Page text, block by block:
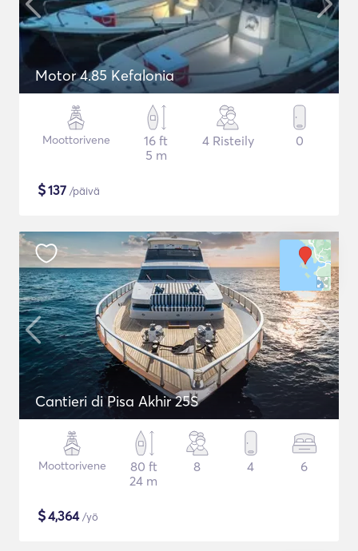
Motor 4.85 Kefalonia
Moottorivene
16 ft
5 m
4 Risteily 0
$137 /päivä
Cantieri di Pisa Akhir 25S
Moottorivene
80 ft
24 m
8 4 6
$4,364/yö